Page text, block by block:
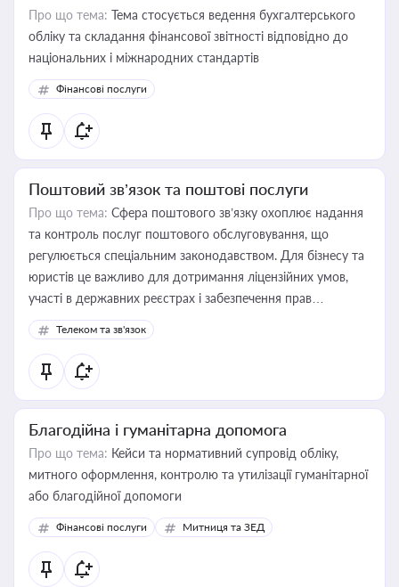
Про що тема: Тема стосується ведення бухгалтерського
обліку та складання фінансової звітності відповідно до
національних і міжнародних стандартів
Фінансові послуги
Поштовий зв’язок та поштові послуги
Про що тема: Сфера поштового зв’язку охоплює надання
та контроль послуг поштового обслуговування, що
регулюється спеціальним законодавством. Для бізнесу та
юристів це важливо для дотримання ліцензійних умов,
участі в державних реєстрах і забезпечення прав
споживачів.
Телеком та зв'язок
Благодійна і гуманітарна допомога
Про що тема: Кейси та нормативний супровід обліку,
митного оформлення, контролю та утилізації гуманітарної
або благодійної допомоги
Фінансові послуги Митниця та ЗЕД